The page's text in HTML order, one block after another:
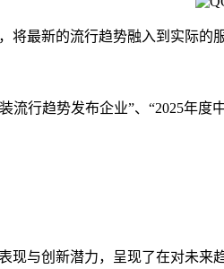
新的流行趋势融入到实际的
行趋势发布企业”、“2025年度
与创新潜力，呈现了在对未来